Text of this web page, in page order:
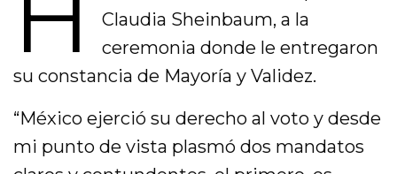
Claudia Sheinbaum, a la
ceremonia donde le entregaron
su constancia de Mayoría y Validez.
“México ejerció su derecho al voto y desde
mi punto de vista plasmó dos mandatos